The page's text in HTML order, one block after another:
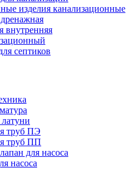
изделия канализационные
внутренняя
септиков
труб ПЭ
труб ПП
для насоса
насоса